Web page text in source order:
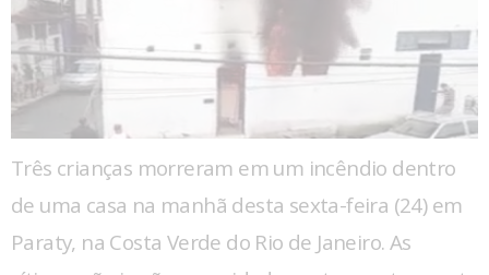
Três crianças morreram em um incêndio dentro
de uma casa na manhã desta sexta-feira (24) em
Paraty, na Costa Verde do Rio de Janeiro. As